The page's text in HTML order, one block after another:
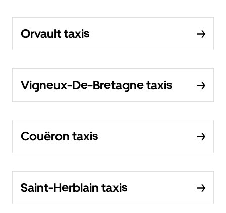
Orvault taxis
Vigneux-De-Bretagne taxis
Couëron taxis
Saint-Herblain taxis